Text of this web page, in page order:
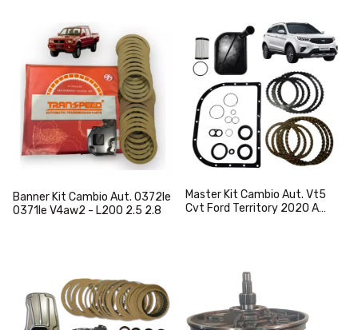
Banner Kit Cambio Aut. 0372le
0371le V4aw2 - L200 2.5 2.8
Master Kit Cambio Aut. Vt5
Cvt Ford Territory 2020 A